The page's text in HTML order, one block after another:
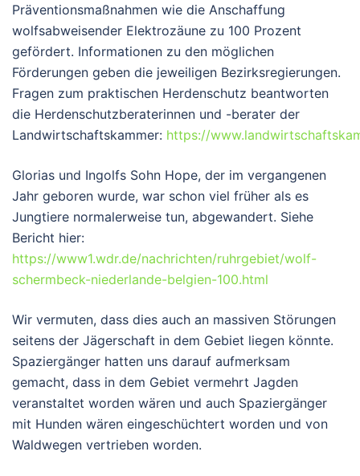
Präventionsmaßnahmen wie die Anschaffung
wolfsabweisender Elektrozäune zu 100 Prozent
gefördert. Informationen zu den möglichen
Förderungen geben die jeweiligen Bezirksregierungen.
Fragen zum praktischen Herdenschutz beantworten
die Herdenschutzberaterinnen und -berater der
Landwirtschaftskammer: https://
Glorias und Ingolfs Sohn Hope, der im vergangenen
Jahr geboren wurde, war schon viel früher als es
Jungtiere normalerweise tun, abgewandert. Siehe
Bericht hier:
https://www1.wdr.de/nachrichten/ruhrgebiet/wolf-
schermbeck-niederlande-belgien-100.html
Wir vermuten, dass dies auch an massiven Störungen
seitens der Jägerschaft in dem Gebiet liegen könnte.
Spaziergänger hatten uns darauf aufmerksam
gemacht, dass in dem Gebiet vermehrt Jagden
veranstaltet worden wären und auch Spaziergänger
mit Hunden wären eingeschüchtert worden und von
Waldwegen vertrieben worden.